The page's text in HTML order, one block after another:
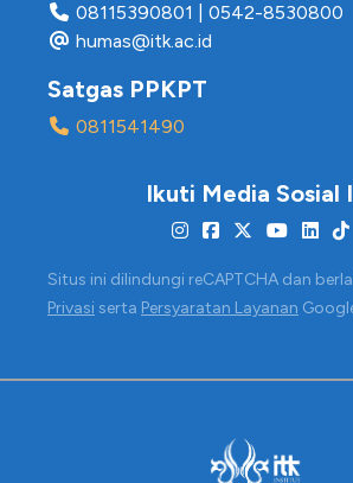
08115390801
0542-8530800
humas@itk.ac.id
Satgas PPKPT
0811541490
Ikuti Media Sosial
Situs ini dilindungi reCAPTCHA dan
Privasi serta Persyaratan Layanan